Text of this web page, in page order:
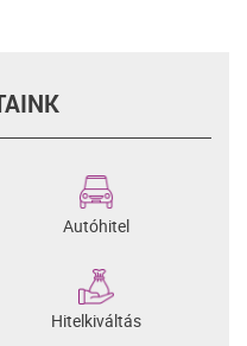
Autóhitel
Hitelkiváltás